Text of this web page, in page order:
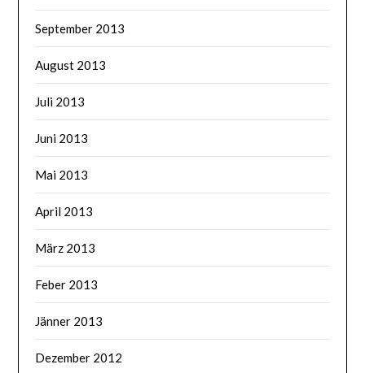
September 2013
August 2013
Juli 2013
Juni 2013
Mai 2013
April 2013
März 2013
Feber 2013
Jänner 2013
Dezember 2012